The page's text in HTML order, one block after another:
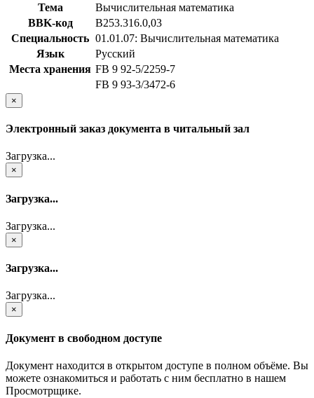
Тема
Вычислительная математика
BBK-код
В253.316.0,03
Специальность 01.01.07: Вычислительная математика
Язык
Русский
Места хранения FB 9 92-5/2259-7
FB 9 93-3/3472-6
×
Электронный заказ документа в читальный зал
Загрузка...
×
Загрузка...
Загрузка...
×
Загрузка...
Загрузка...
×
Документ в свободном доступе
Документ находится в открытом доступе в полном объёме. Вы
можете ознакомиться и работать с ним бесплатно в нашем
Просмотрщике.